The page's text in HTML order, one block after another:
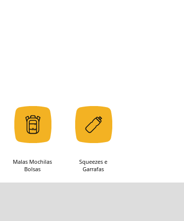
Malas Mochilas
Bolsas
Squeezes e
Garrafas